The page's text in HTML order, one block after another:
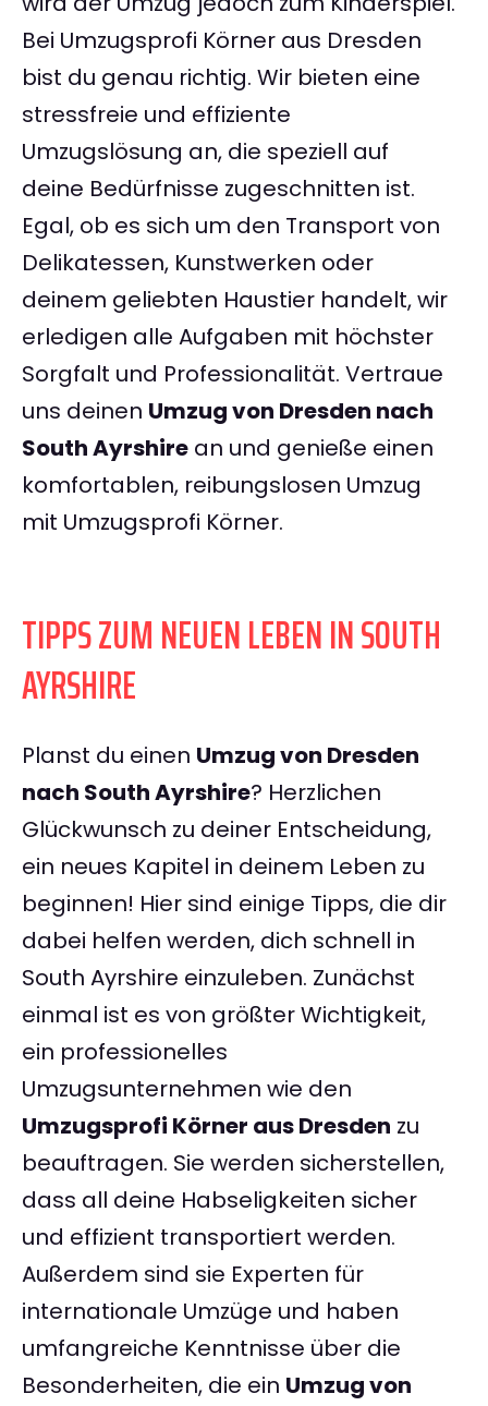
Bei Umzugsprofi Körner aus Dresden
bist du genau richtig. Wir bieten eine
stressfreie und effiziente
Umzugslösung an, die speziell auf
deine Bedürfnisse zugeschnitten ist.
Egal, ob es sich um den Transport von
Delikatessen, Kunstwerken oder
deinem geliebten Haustier handelt, wir
erledigen alle Aufgaben mit höchster
Sorgfalt und Professionalität. Vertraue
uns deinen Umzug von Dresden nach
South Ayrshire an und genieße einen
komfortablen, reibungslosen Umzug
mit Umzugsprofi Körner.
TIPPS ZUM NEUEN LEBEN IN SOUTH
AYRSHIRE
Planst du einen Umzug von Dresden
nach South Ayrshire? Herzlichen
Glückwunsch zu deiner Entscheidung,
ein neues Kapitel in deinem Leben zu
beginnen! Hier sind einige Tipps, die dir
dabei helfen werden, dich schnell in
South Ayrshire einzuleben. Zunächst
einmal ist es von größter Wichtigkeit,
ein professionelles
Umzugsunternehmen wie den
Umzugsprofi Körner aus Dresden zu
beauftragen. Sie werden sicherstellen,
dass all deine Habseligkeiten sicher
und effizient transportiert werden.
Außerdem sind sie Experten für
internationale Umzüge und haben
umfangreiche Kenntnisse über die
Besonderheiten, die ein Umzug von